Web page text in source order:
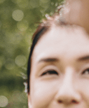
Exporter les lignes
Exporter toutes
Exporter
Menu
<
>
Accueil
Blog